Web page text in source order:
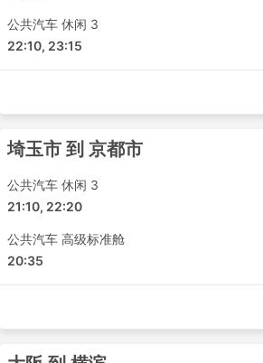
和零食，或者在车上、如厕间隙或加油
食。乘夜间巴士旅行可以节省酒店的房
离和巴士的类型。对于一些短途旅行来
点钱买VIP巴士的座位，因为这可以比
大巴旅行的优点和缺点
大巴旅行的优点
大巴是前往不通铁路或飞机的地
车站。即使是在跨国路线上检票
巴的行李限额通常对旅客非常友
公共汽车 休闲 3
22:10, 23:15
埼玉市 到 京都市
公共汽车 休闲 3
21:10, 22:20
公共汽车 高级标准舱
20:35